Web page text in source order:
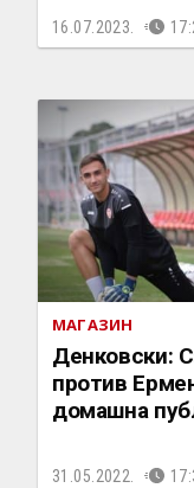
16.07.2023.
МАГАЗИН
Денковски:
против
домашна
31.05.2022.